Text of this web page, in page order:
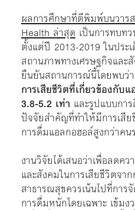
ผลการศึกษาที่ตีพิมพ์บนวาร
Health ล่าสุดเป็นการทบทว
ตั้งแต่ปี 2013-2019 ในประ
สถานภาพทางเศรษฐกิจและ
ยืนยันสถานการณ์นี้โดยพบว่า
การเสียชีวิตที่เกี่ยวข้องกับ
3.8-5.2 เท่า และรูปแบบกา
ปัจจัยสำคัญที่ทำให้มีการเสีย
การดื่มแอลกอฮอล์สูงกว่าคน
งานวิจัยได้เสนอว่าเพื่อลดค
และสังคมในการเสียชีวิตจา
สาธารณสุขควรเน้นไปที่กา
การดื่มหนักโดยเฉพาะ เข้ม